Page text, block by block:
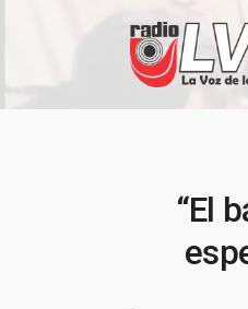
“El